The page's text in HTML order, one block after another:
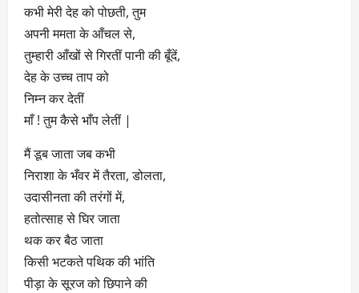
कभी मेरी देह को पोछती, तुम
अपनी ममता के आँचल से,
तुम्हारी आँखों से गिरतीं पानी की बूँदें,
देह के उच्च ताप को
निम्न कर देतीं
माँ ! तुम कैसे भाँप लेतीं |
मैं डूब जाता जब कभी
निराशा के भँवर में तैरता, डोलता,
उदासीनता की तरंगों में,
हतोत्साह से घिर जाता
थक कर बैठ जाता
किसी भटकते पथिक की भांति
पीड़ा के सूरज को छिपाने की